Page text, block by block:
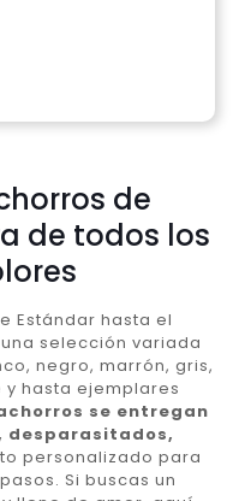
de
de todos los
Estándar hasta el
selección variada
negro, marrón, gris,
hasta ejemplares
se entregan
desparasitados,
personalizado para
Si buscas un